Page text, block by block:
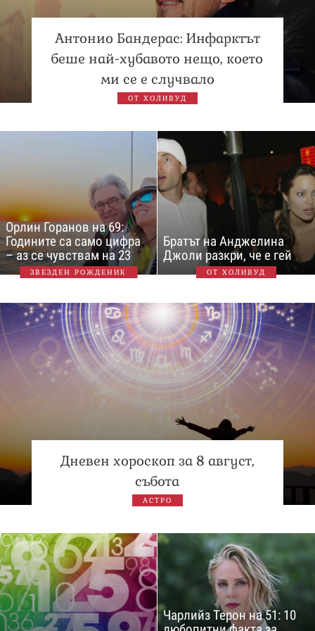
Антонио Бандерас: Инфарктът
беше най-хубавото нещо, което
ми се е случвало
ОТ ХОЛИВУД
Орлин Горанов на 69:
Годините са само цифра
– аз се чувствам на 23
ЗВЕЗДЕН РОЖДЕНИК
Братът на Анджелина
Джоли разкри, че е гей
ОТ ХОЛИВУД
Дневен хороскоп за 8 август,
събота
АСТРО
Чарлийз Терон на 51: 10